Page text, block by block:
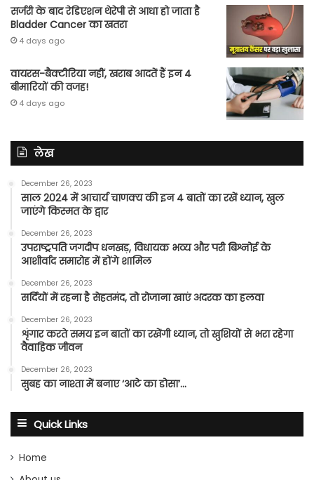
सर्जरी के बाद रेडिएशन थेरेपी से आधा हो जाता है
Bladder Cancer का खतरा
4 days ago
वायरस-बैक्टीरिया नहीं, खराब आदतें हैं इन 4
बीमारियों की वजह!
4 days ago
लेख
December 26, 2023
साल 2024 में आचार्य चाणक्य की इन 4 बातों का रखें ध्यान, खुल
जाएंगे किस्मत के द्वार
December 26, 2023
उपराष्ट्रपति जगदीप धनखड़, विधायक भव्य और परी बिश्नोई के
आशीर्वाद समारोह में होंगे शामिल
December 26, 2023
सर्दियों में रहना है सेहतमंद, तो रोजाना खाएं अदरक का हलवा
December 26, 2023
शृंगार करते समय इन बातों का रखेंगी ध्यान, तो खुशियों से भरा रहेगा
वैवाहिक जीवन
December 26, 2023
सुबह का नाश्ता में बनाए ‘आटे का डोसा’…
Quick Links
Home